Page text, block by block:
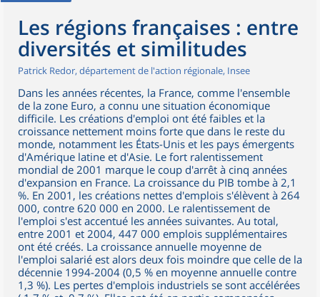
Les régions françaises : entre
diversités et similitudes
Patrick Redor, département de l'action régionale, Insee
Dans les années récentes, la France, comme l'ensemble
de la zone Euro, a connu une situation économique
difficile. Les créations d'emploi ont été faibles et la
croissance nettement moins forte que dans le reste du
monde, notamment les États-Unis et les pays émergents
d'Amérique latine et d'Asie. Le fort ralentissement
mondial de 2001 marque le coup d'arrêt à cinq années
d'expansion en France. La croissance du PIB tombe à 2,1
%. En 2001, les créations nettes d'emplois s'élèvent à 264
000, contre 620 000 en 2000. Le ralentissement de
l'emploi s'est accentué les années suivantes. Au total,
entre 2001 et 2004, 447 000 emplois supplémentaires
ont été créés. La croissance annuelle moyenne de
l'emploi salarié est alors deux fois moindre que celle de la
décennie 1994-2004 (0,5 % en moyenne annuelle contre
1,3 %). Les pertes d'emplois industriels se sont accélérées